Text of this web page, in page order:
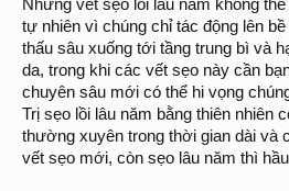
Những vết sẹo lồi lâu năm không
tự nhiên vì chúng chỉ tác động lên
thấu sâu xuống tới tầng trung bì và
da, trong khi các vết sẹo này cần
chuyên sâu mới có thể hi vọng
Trị sẹo lồi lâu năm bằng thiên nhiên
thường xuyên trong thời gian dài và
vết sẹo mới, còn sẹo lâu năm thì